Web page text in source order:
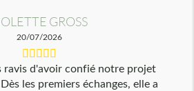
GROSS
20/07/2026
ravis d'avoir confié notre projet
les premiers échanges, elle a